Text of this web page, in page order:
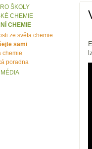
ŠKOLY
CHEMIE
CHEMIE
ze světa chemie
sami
chemie
poradna